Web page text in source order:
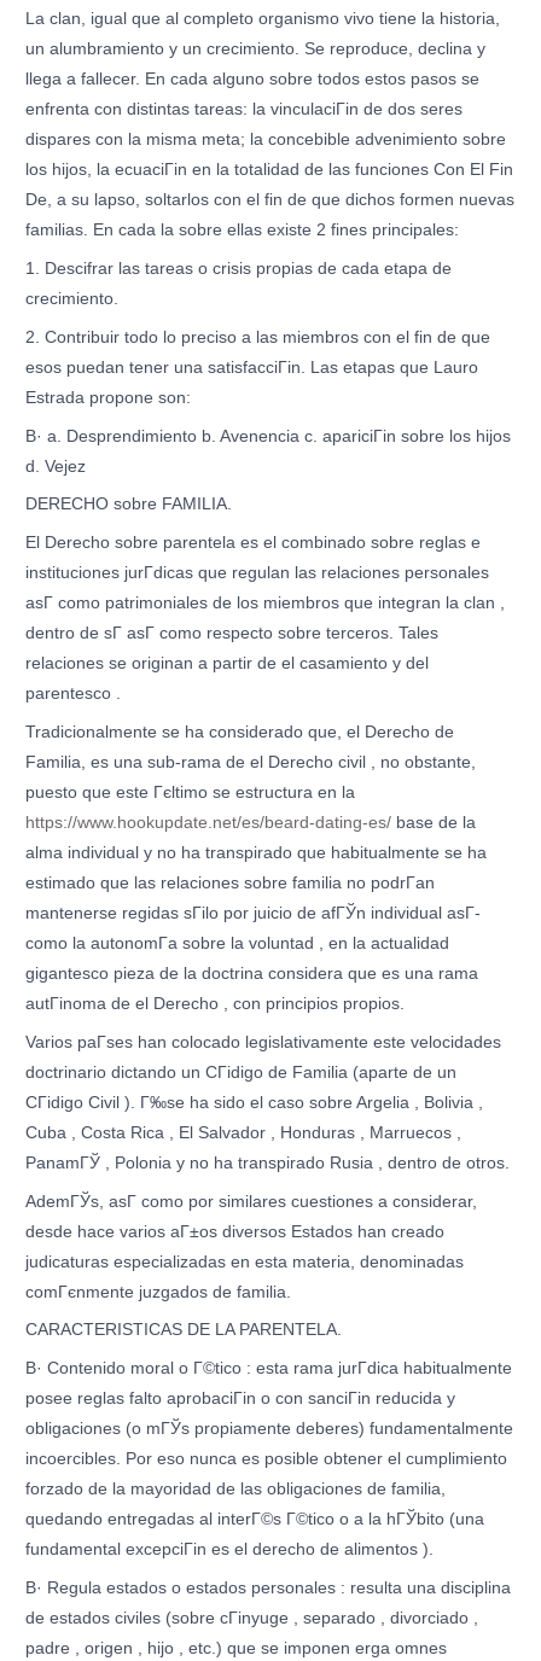
La clan, igual que al completo organismo vivo tiene la historia,
un alumbramiento y un crecimiento. Se reproduce, declina y
llega a fallecer. En cada alguno sobre todos estos pasos se
enfrenta con distintas tareas: la vinculaciГіn de dos seres
dispares con la misma meta; la concebible advenimiento sobre
los hijos, la ecuaciГіn en la totalidad de las funciones Con El Fin
De, a su lapso, soltarlos con el fin de que dichos formen nuevas
familias. En cada la sobre ellas existe 2 fines principales:
1. Descifrar las tareas o crisis propias de cada etapa de
crecimiento.
2. Contribuir todo lo preciso a las miembros con el fin de que
esos puedan tener una satisfacciГіn. Las etapas que Lauro
Estrada propone son:
В· a. Desprendimiento b. Avenencia c. apariciГіn sobre los hijos
d. Vejez
DERECHO sobre FAMILIA.
El Derecho sobre parentela es el combinado sobre reglas e
instituciones jurГ­dicas que regulan las relaciones personales
asГ­ como patrimoniales de los miembros que integran la clan ,
dentro de sГ­ asГ­ como respecto sobre terceros. Tales
relaciones se originan a partir de el casamiento y del
parentesco .
Tradicionalmente se ha considerado que, el Derecho de
Familia, es una sub-rama de el Derecho civil , no obstante,
puesto que este Гєltimo se estructura en la
https://www.hookupdate.net/es/beard-dating-es/ base de la
alma individual y no ha transpirado que habitualmente se ha
estimado que las relaciones sobre familia no podrГ­an
mantenerse regidas sГіlo por juicio de afГЎn individual asГ­
como la autonomГ­a sobre la voluntad , en la actualidad
gigantesco pieza de la doctrina considera que es una rama
autГіnoma de el Derecho , con principios propios.
Varios paГ­ses han colocado legislativamente este velocidades
doctrinario dictando un CГіdigo de Familia (aparte de un
CГіdigo Civil ). Г‰se ha sido el caso sobre Argelia , Bolivia ,
Cuba , Costa Rica , El Salvador , Honduras , Marruecos ,
PanamГЎ , Polonia y no ha transpirado Rusia , dentro de otros.
AdemГЎs, asГ­ como por similares cuestiones a considerar,
desde hace varios aГ±os diversos Estados han creado
judicaturas especializadas en esta materia, denominadas
comГєnmente juzgados de familia.
CARACTERISTICAS DE LA PARENTELA.
В· Contenido moral o Г©tico : esta rama jurГ­dica habitualmente
posee reglas falto aprobaciГіn o con sanciГіn reducida y
obligaciones (o mГЎs propiamente deberes) fundamentalmente
incoercibles. Por eso nunca es posible obtener el cumplimiento
forzado de la mayoridad de las obligaciones de familia,
quedando entregadas al interГ©s Г©tico o a la hГЎbito (una
fundamental excepciГіn es el derecho de alimentos ).
В· Regula estados o estados personales : resulta una disciplina
de estados civiles (sobre cГіnyuge , separado , divorciado ,
padre , origen , hijo , etc.) que se imponen erga omnes